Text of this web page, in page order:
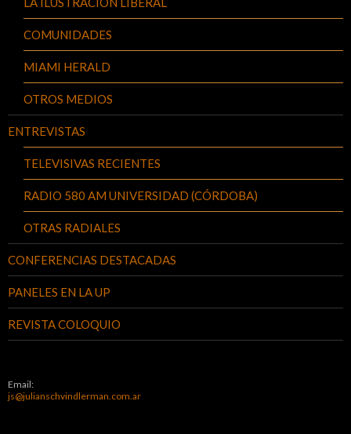
COMUNIDADES
MIAMI HERALD
OTROS MEDIOS
ENTREVISTAS
TELEVISIVAS RECIENTES
RADIO 580 AM UNIVERSIDAD (CÓRDOBA)
OTRAS RADIALES
CONFERENCIAS DESTACADAS
PANELES EN LA UP
REVISTA COLOQUIO
Email:
js@julianschvindlerman.com.ar